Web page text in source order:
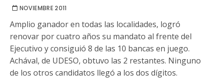
NOVIEMBRE 2011
Amplio ganador en todas las localidades, logró
renovar por cuatro años su mandato al frente del
Ejecutivo y consiguió 8 de las 10 bancas en juego.
Achával, de UDESO, obtuvo las 2 restantes. Ninguno
de los otros candidatos llegó a los dos dígitos.